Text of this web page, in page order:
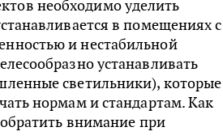
необходимо уделить
в помещениях с
и нестабильной
устанавливать
светильники), которые
нормам и стандартам. Как
внимание при